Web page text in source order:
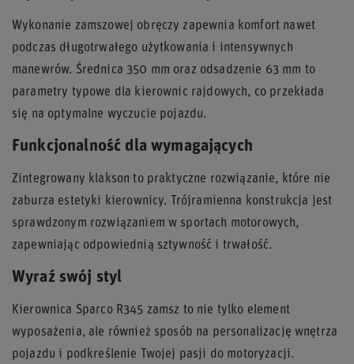
Wykonanie zamszowej obręczy zapewnia komfort nawet
podczas długotrwałego użytkowania i intensywnych
manewrów. Średnica 350 mm oraz odsadzenie 63 mm to
parametry typowe dla kierownic rajdowych, co przekłada
się na optymalne wyczucie pojazdu.
Funkcjonalność dla wymagających
Zintegrowany klakson to praktyczne rozwiązanie, które nie
zaburza estetyki kierownicy. Trójramienna konstrukcja jest
sprawdzonym rozwiązaniem w sportach motorowych,
zapewniając odpowiednią sztywność i trwałość.
Wyraź swój styl
Kierownica Sparco R345 zamsz to nie tylko element
wyposażenia, ale również sposób na personalizację wnętrza
pojazdu i podkreślenie Twojej pasji do motoryzacji.